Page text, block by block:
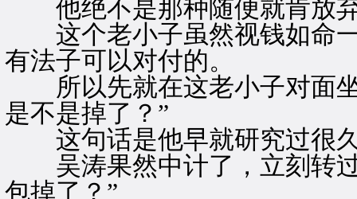
他绝不是那种随便就肯放弃
这个老小子虽然视钱如命一
有法子可以对付的。
所以先就在这老小子对面坐
是不是掉了？”
这句话是他早就研究过很久
吴涛果然中计了，立刻转过
包掉了？”